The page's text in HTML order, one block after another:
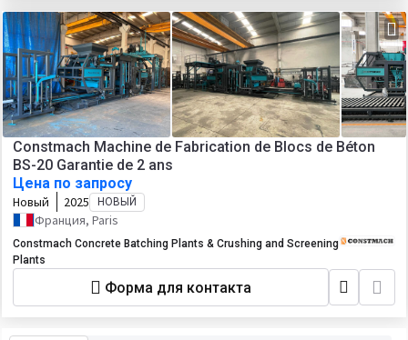
Constmach Machine de Fabrication de Blocs de Béton
BS-20 Garantie de 2 ans
Цена по запросу
Новый 2025 НОВЫЙ
Франция, Paris
Constmach Concrete Batching Plants & Crushing and Screening
Plants
Форма для контакта